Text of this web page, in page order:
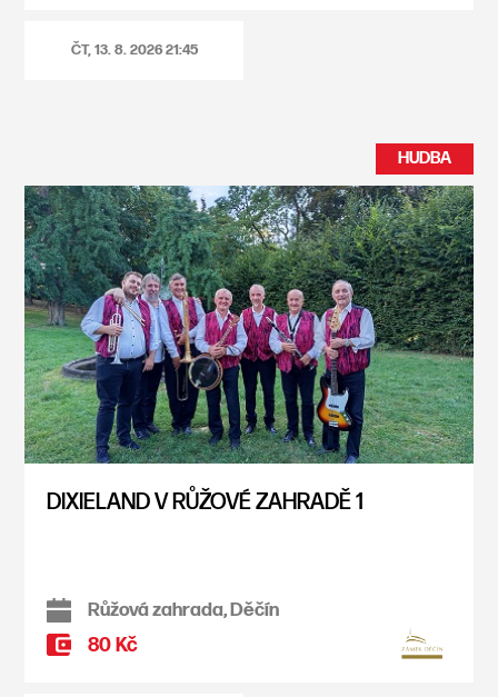
ČT, 13. 8. 202621:45
HUDBA
DIXIELAND V RŮŽOVÉ ZAHRADĚ 1
Růžová zahrada, Děčín
80 Kč